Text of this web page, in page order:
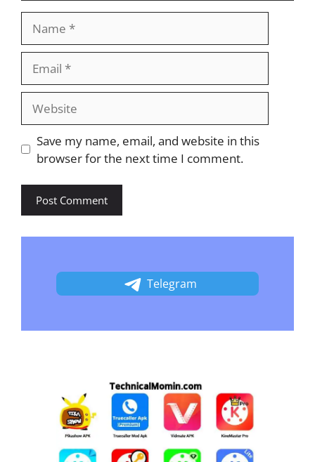
Save my name, email, and website in this
browser for the next time I comment.
Telegram